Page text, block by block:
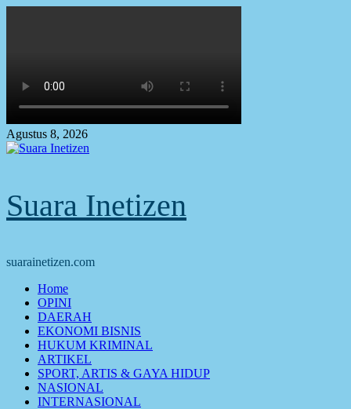
Agustus 8, 2026
Suara Inetizen
suarainetizen.com
Primary
Menu
Home
OPINI
DAERAH
EKONOMI BISNIS
HUKUM KRIMINAL
ARTIKEL
SPORT, ARTIS & GAYA HIDUP
NASIONAL
INTERNASIONAL